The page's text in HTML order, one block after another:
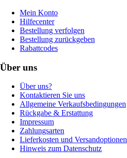
Mein Konto
Hilfecenter
Bestellung verfolgen
Bestellung zurückgeben
Rabattcodes
Über uns
Über uns?
Kontaktieren Sie uns
Allgemeine Verkaufsbedingungen
Rückgabe & Erstattung
Impressum
Zahlungsarten
Lieferkosten und Versandoptionen
Hinweis zum Datenschutz